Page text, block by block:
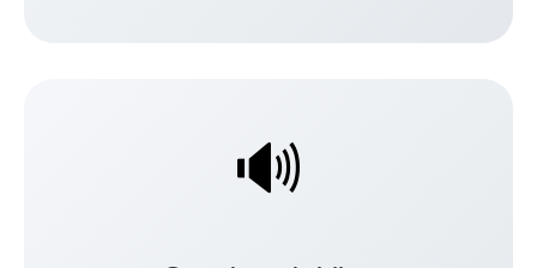
🔊